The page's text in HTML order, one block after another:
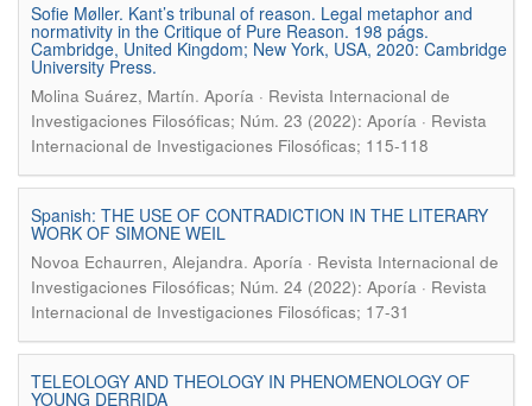
Sofie Møller. Kant’s tribunal of reason. Legal metaphor and
normativity in the Critique of Pure Reason. 198 págs.
Cambridge, United Kingdom; New York, USA, 2020: Cambridge
University Press.
Molina Suárez, Martín. Aporía · Revista Internacional de
Investigaciones Filosóficas; Núm. 23 (2022): Aporía · Revista
Internacional de Investigaciones Filosóficas; 115-118
Spanish: THE USE OF CONTRADICTION IN THE LITERARY
WORK OF SIMONE WEIL
Novoa Echaurren, Alejandra. Aporía · Revista Internacional de
Investigaciones Filosóficas; Núm. 24 (2022): Aporía · Revista
Internacional de Investigaciones Filosóficas; 17-31
TELEOLOGY AND THEOLOGY IN PHENOMENOLOGY OF
YOUNG DERRIDA